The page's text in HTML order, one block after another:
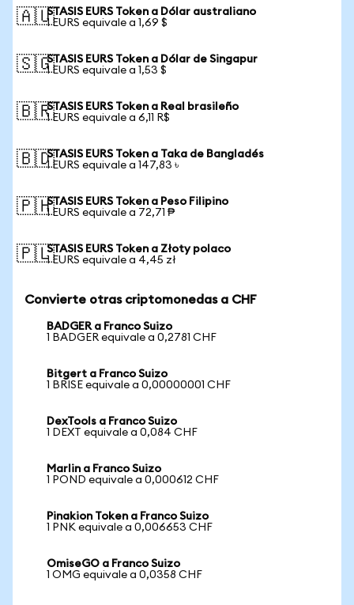
🇦🇺STASIS EURS Token a Dólar australiano
1 EURS equivale a 1,69 $
🇸🇬STASIS EURS Token a Dólar de Singapur
1 EURS equivale a 1,53 $
🇧🇷STASIS EURS Token a Real brasileño
1 EURS equivale a 6,11 R$
🇧🇩STASIS EURS Token a Taka de Bangladés
1 EURS equivale a 147,83 ৳
🇵🇭STASIS EURS Token a Peso Filipino
1 EURS equivale a 72,71 ₱
🇵🇱STASIS EURS Token a Złoty polaco
1 EURS equivale a 4,45 zł
Convierte otras criptomonedas a CHF
BADGER a Franco Suizo
1 BADGER equivale a 0,2781 CHF
Bitgert a Franco Suizo
1 BRISE equivale a 0,00000001 CHF
DexTools a Franco Suizo
1 DEXT equivale a 0,084 CHF
Marlin a Franco Suizo
1 POND equivale a 0,000612 CHF
Pinakion Token a Franco Suizo
1 PNK equivale a 0,006653 CHF
OmiseGO a Franco Suizo
1 OMG equivale a 0,0358 CHF